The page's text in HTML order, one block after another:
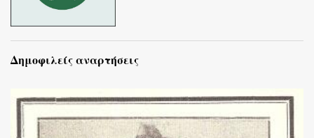
Δημοφιλείς αναρτήσεις